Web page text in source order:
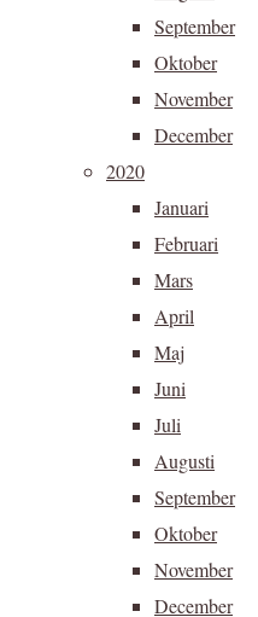
September
Oktober
November
December
2020
Januari
Februari
Mars
April
Maj
Juni
Juli
Augusti
September
Oktober
November
December